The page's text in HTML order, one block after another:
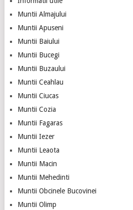
Muntii Almajului
Muntii Apuseni
Muntii Baiului
Muntii Bucegi
Muntii Buzaului
Muntii Ceahlau
Muntii Ciucas
Muntii Cozia
Muntii Fagaras
Muntii Iezer
Muntii Leaota
Muntii Macin
Muntii Mehedinti
Muntii Obcinele Bucovinei
Muntii Olimp